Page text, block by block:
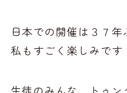
日本での開催は３７年
私もすごく楽しみです